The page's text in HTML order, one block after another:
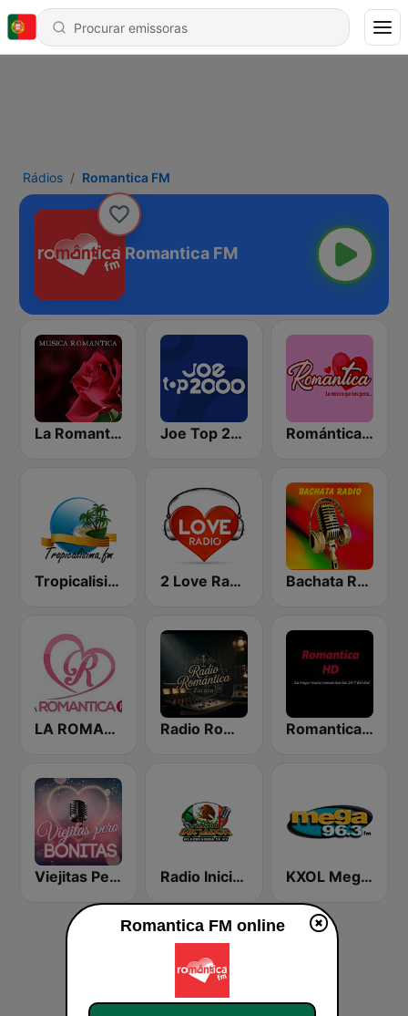
Rádios Romantica FM
Romantica FM
La Romantica FM Joe Top 2000 Romántica Radio
Tropicalisima.fm - Bachata 2 Love Radio Bachata Radio
LA ROMANTICA FM Radio Romántica Romantica HD
Viejitas Pero Bonitas Radio Iniciador KXOL Mega 96.3 FM
Romantica FM online